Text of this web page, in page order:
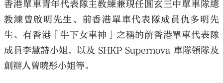
香港單車青年代表隊主教練兼現任圓玄三中單車隊總
教練曾啟明先生、前香港單車代表隊成員仇多明先
生、有香港「牛下女車神」之稱的前香港單車代表隊
成員李慧詩小姐，以及 SHKP Supernova 車隊領隊及
創辦人曾曉彤小姐等。